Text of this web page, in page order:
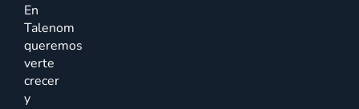
En
Talenom
queremos
verte
crecer
y